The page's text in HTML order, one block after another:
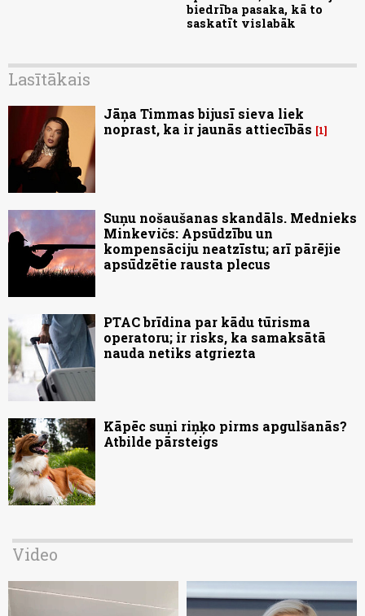
biedrība pasaka, kā to
saskatīt vislabāk
Lasītākais
Jāņa Timmas bijusī sieva liek
noprast, ka ir jaunās attiecībās
1
Suņu nošaušanas skandāls. Mednieks
Minkevičs: Apsūdzību un
kompensāciju neatzīstu; arī pārējie
apsūdzētie rausta plecus
PTAC brīdina par kādu tūrisma
operatoru; ir risks, ka samaksātā
nauda netiks atgriezta
Kāpēc suņi riņķo pirms apgulšanās?
Atbilde pārsteigs
Video